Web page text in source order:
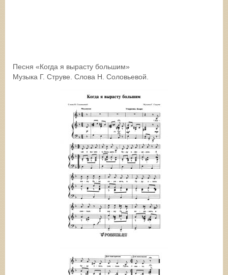
Песня «Когда я вырасту большим»
Музыка Г. Струве. Слова Н. Соловьевой.